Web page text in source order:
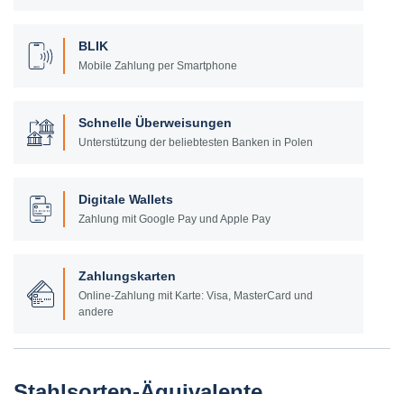
BLIK
Mobile Zahlung per Smartphone
Schnelle Überweisungen
Unterstützung der beliebtesten Banken in Polen
Digitale Wallets
Zahlung mit Google Pay und Apple Pay
Zahlungskarten
Online-Zahlung mit Karte: Visa, MasterCard und
andere